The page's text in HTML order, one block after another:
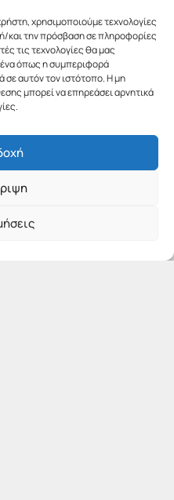
χρησιμοποιούμε τεχνολογίες
και την πρόσβαση σε πληροφορίες
τις τεχνολογίες θα μας
όπως η συμπεριφορά
σε αυτόν τον ιστότοπο. Η μη
μπορεί να επηρεάσει αρνητικά